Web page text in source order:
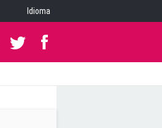
Idioma